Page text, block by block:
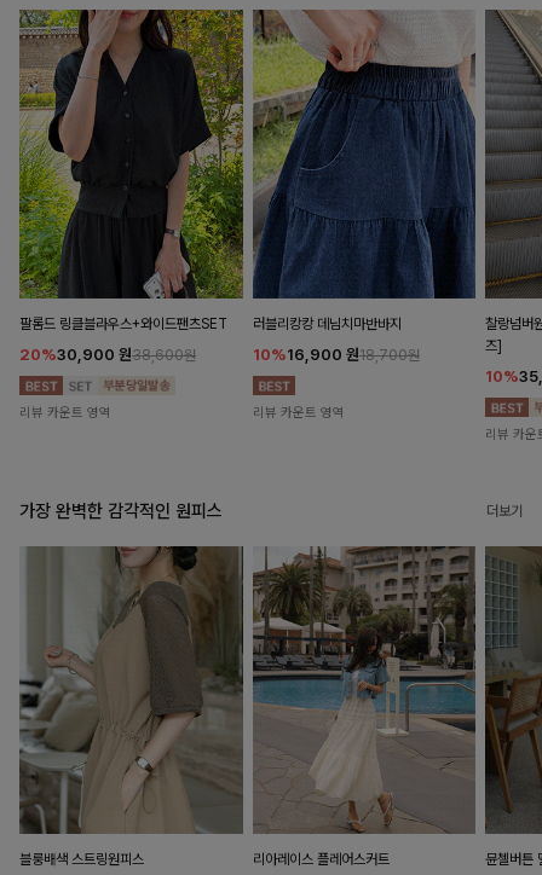
팔롬드 링클블라우스+와이드팬츠SET
20%30,900 원38,600원
리뷰 카운트 영역
러블리캉캉 데님치마반바지
10%16,900 원18,700원
리뷰 카운트 영역
찰랑넘버
즈]
10%
리뷰 카운
가장 완벽한 감각적인 원피스 더보기
블룽배색 스트링원피스 리아레이스 플레어스커트 뮨첼버튼